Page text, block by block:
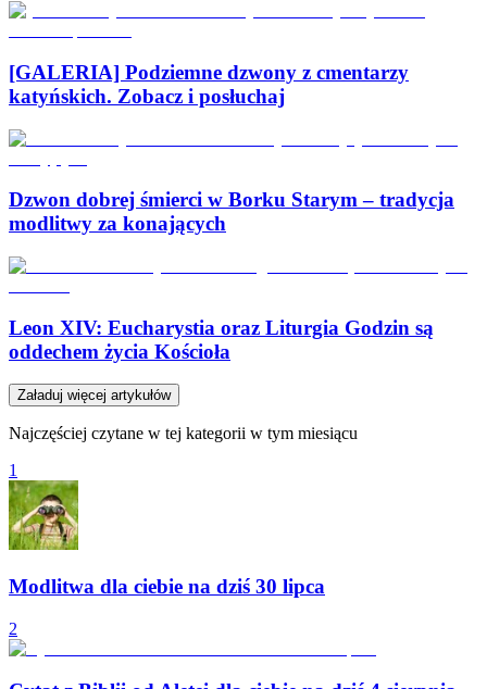
[GALERIA] Podziemne dzwony z cmentarzy
katyńskich. Zobacz i posłuchaj
Dzwon dobrej śmierci w Borku Starym – tradycja
modlitwy za konających
Leon XIV: Eucharystia oraz Liturgia Godzin są
oddechem życia Kościoła
Załaduj więcej artykułów
Najczęściej czytane w tej kategorii w tym miesiącu
1
Modlitwa dla ciebie na dziś 30 lipca
2